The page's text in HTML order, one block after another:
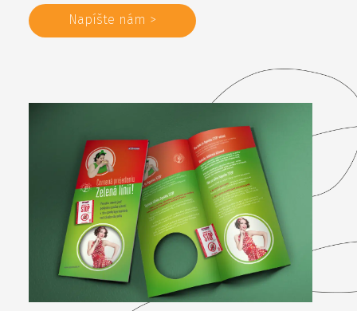
Napíšte nám >